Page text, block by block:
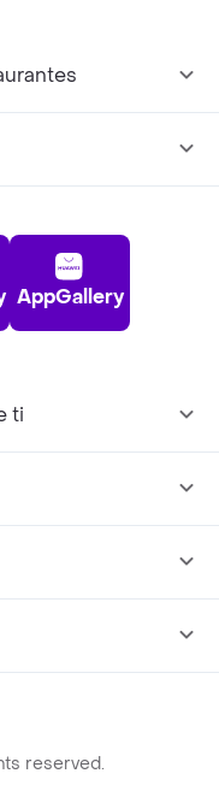
AppGallery
ti
reserved.